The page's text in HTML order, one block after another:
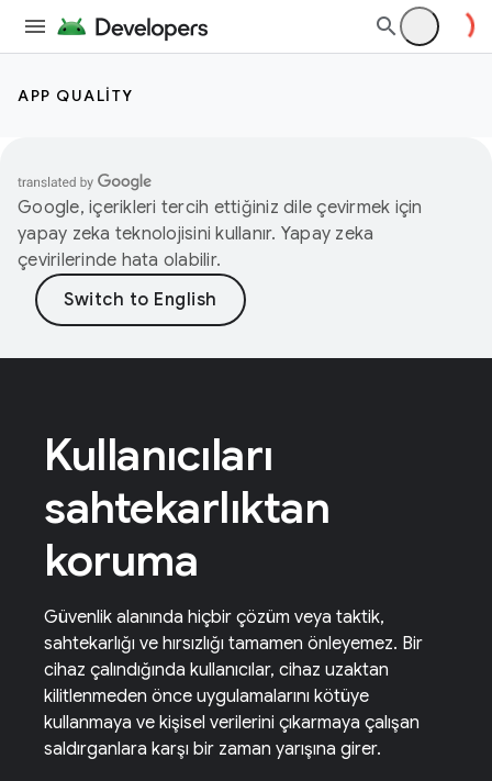
APP QUALITY
Google, içerikleri tercih ettiğiniz dile çevirmek için
yapay zeka teknolojisini kullanır. Yapay zeka
çevirilerinde hata olabilir.
Kullanıcıları
sahtekarlıktan
koruma
Güvenlik alanında hiçbir çözüm veya taktik,
sahtekarlığı ve hırsızlığı tamamen önleyemez. Bir
cihaz çalındığında kullanıcılar, cihaz uzaktan
kilitlenmeden önce uygulamalarını kötüye
kullanmaya ve kişisel verilerini çıkarmaya çalışan
saldırganlara karşı bir zaman yarışına girer.